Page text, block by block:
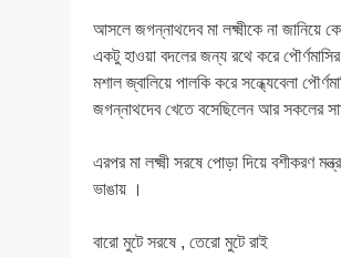
আসলে জগন্নাথদেব মা লক্ষ্মীকে না জানিয়ে
একটু হাওয়া বদলের জন্য রথে করে পৌর্ণমাসির
মশাল জ্বালিয়ে পালকি করে সন্ধ্যেবেলা
জগন্নাথদেব খেতে বসেছিলেন আর সকলের
এরপর মা লক্ষ্মী সরষে পোড়া দিয়ে বশীকরণ
ভাঙায় ।
বারো মুটে সরষে , তেরো মুটে রাই